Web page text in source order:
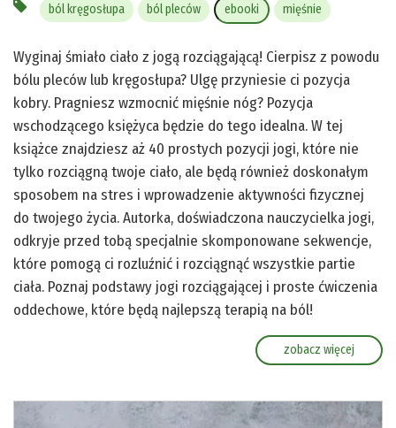
ból kręgosłupa ból pleców ebooki mięśnie
Wyginaj śmiało ciało z jogą rozciągającą! Cierpisz z powodu
bólu pleców lub kręgosłupa? Ulgę przyniesie ci pozycja
kobry. Pragniesz wzmocnić mięśnie nóg? Pozycja
wschodzącego księżyca będzie do tego idealna. W tej
książce znajdziesz aż 40 prostych pozycji jogi, które nie
tylko rozciągną twoje ciało, ale będą również doskonałym
sposobem na stres i wprowadzenie aktywności fizycznej
do twojego życia. Autorka, doświadczona nauczycielka jogi,
odkryje przed tobą specjalnie skomponowane sekwencje,
które pomogą ci rozluźnić i rozciągnąć wszystkie partie
ciała. Poznaj podstawy jogi rozciągającej i proste ćwiczenia
oddechowe, które będą najlepszą terapią na ból!
zobacz więcej